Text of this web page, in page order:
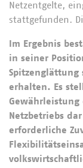
Netzentgelte,
stattgefunden.
Im Ergebnis
in seiner
erhalten. Es
Gewährleistung
Netzbetriebs
erforderliche